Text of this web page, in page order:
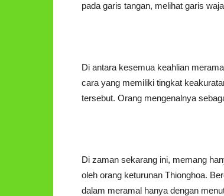
pada garis tangan, melihat garis
Di antara kesemua keahlian
cara yang memiliki tingkat
tersebut. Orang mengenalnya
Di zaman sekarang ini, memang
oleh orang keturunan Thionghoa.
dalam meramal hanya dengan